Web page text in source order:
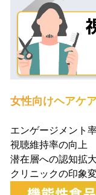
女性向けヘアケ
エンゲージメント
視聴維持率の向上
潜在層への認知拡大
クリニックの印象